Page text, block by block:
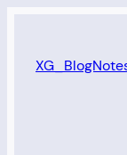
contenu